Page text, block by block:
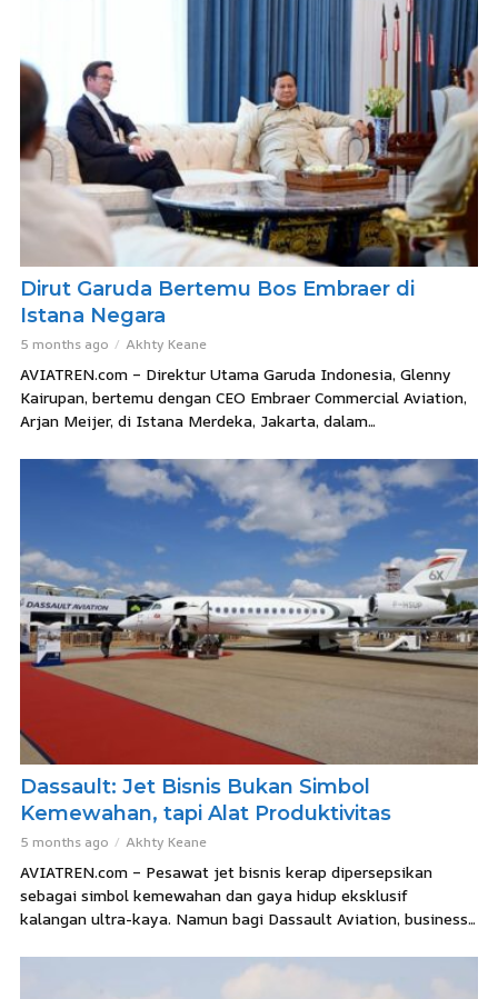
Dirut Garuda Bertemu Bos Embraer di
Istana Negara
5 months ago Akhty Keane
AVIATREN.com – Direktur Utama Garuda Indonesia, Glenny
Kairupan, bertemu dengan CEO Embraer Commercial Aviation,
Arjan Meijer, di Istana Merdeka, Jakarta, dalam...
Dassault: Jet Bisnis Bukan Simbol
Kemewahan, tapi Alat Produktivitas
5 months ago Akhty Keane
AVIATREN.com – Pesawat jet bisnis kerap dipersepsikan
sebagai simbol kemewahan dan gaya hidup eksklusif
kalangan ultra-kaya. Namun bagi Dassault Aviation, business...